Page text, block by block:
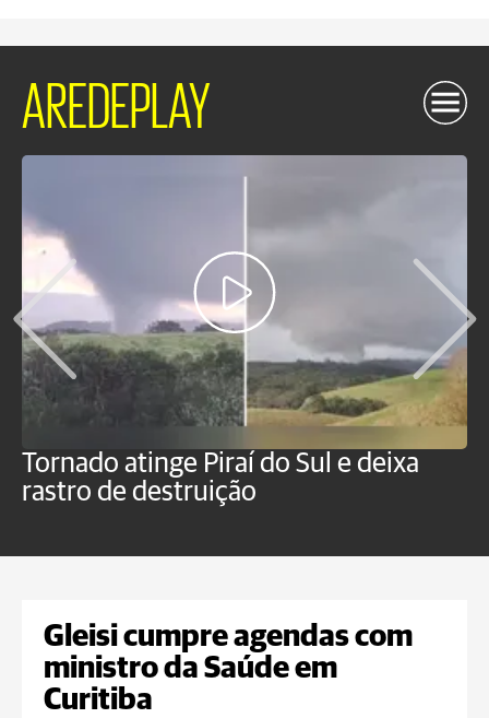
AREDEPLAY
Tornado atinge Piraí do Sul e deixa
rastro de destruição
Gleisi cumpre agendas com
ministro da Saúde em
Curitiba